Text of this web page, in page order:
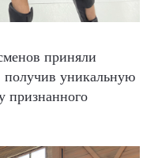
приняли
получив уникальную
признанного